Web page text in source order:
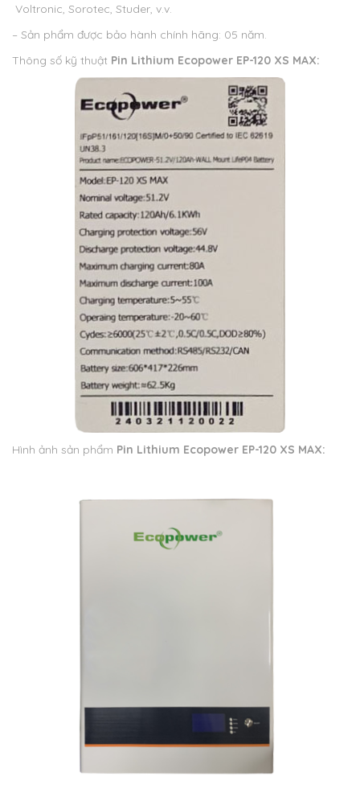
Voltronic, Sorotec, Studer, v.v.
– Sản phẩm được bảo hành chính hãng: 05 năm.
Thông số kỹ thuật Pin Lithium Ecopower EP-120 XS MAX:
Hình ảnh sản phẩm Pin Lithium Ecopower EP-120 XS MAX: